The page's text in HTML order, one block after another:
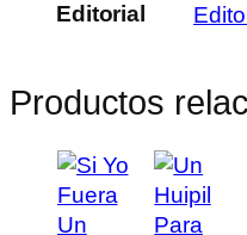
Editorial
Productos